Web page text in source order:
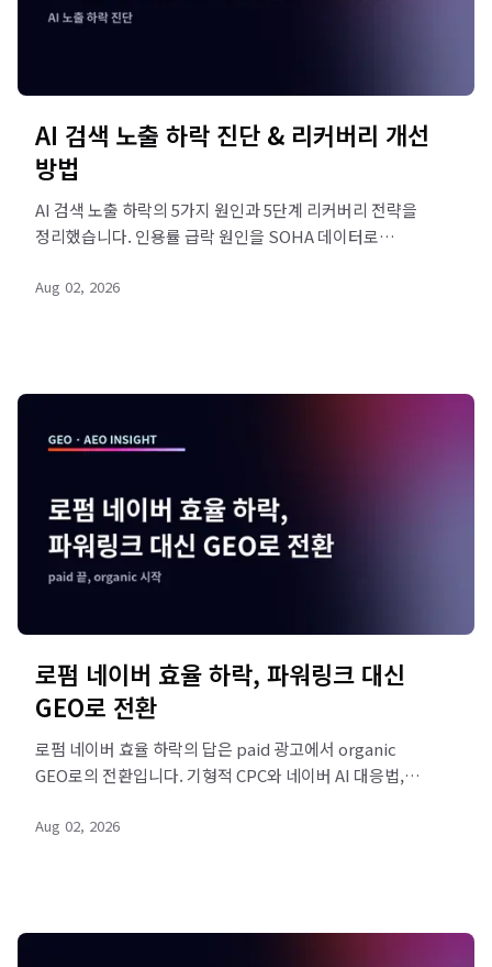
AI 검색 노출 하락 진단 & 리커버리 개선
방법
AI 검색 노출 하락의 5가지 원인과 5단계 리커버리 전략을
정리했습니다. 인용률 급락 원인을 SOHA 데이터로
Aug 02, 2026
로펌 네이버 효율 하락, 파워링크 대신
GEO로 전환
로펌 네이버 효율 하락의 답은 paid 광고에서 organic
GEO로의 전환입니다. 기형적 CPC와 네이버 AI 대응법,
Aug 02, 2026